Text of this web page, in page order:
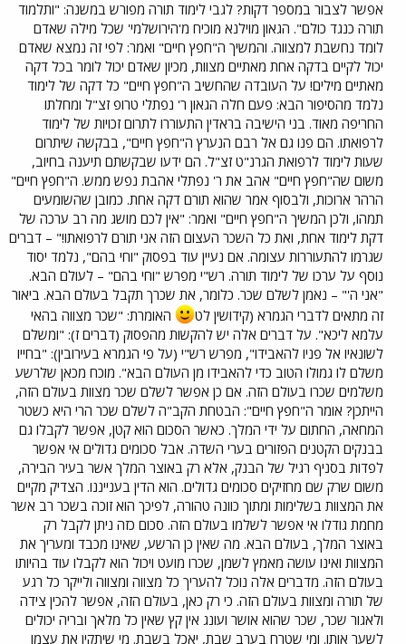
אפשר לצבור במספר דקות? לגבי לימוד תורה מפורש במשנה: "ותלמוד
תורה כנגד כולם". הגאון מוילנא מוכיח מ'הירושלמי' שכל מילה שאדם
לומד נחשבת למצווה. והמשיך ה"חפץ חיים" ואמר: לפי זה נמצא שאדם
יכול לקיים בדקה אחת מאתיים מצוות, מכיון שאדם יכול לומר בכל דקה
מאתיים מילים! על העובדה שהחשיב ה"חפץ חיים" כל דקה של לימוד
נלמד מהסיפור הבא: פעם חלה הגאון ר' נפתלי טרופ זצ"ל ומחלתו
החריפה מאוד. בני הישיבה בראדין התעוררו לתרום זכויות של לימוד
לרפואתו. הם פנו גם אל רבם הנערץ ה"חפץ חיים", בבקשה שיתרום
שעות לימוד לרפואת הגרנ"ט זצ"ל. הם ידעו שבקשתם תיענה בחיוב,
משום שה"חפץ חיים" אהב את ר' נפתלי אהבת נפש ממש. ה"חפץ חיים"
הרהר ארוכות, ולבסוף אמר שהוא תורם דקה אחת. כמובן שהשומעים
תמהו, ולכן המשיך ה"חפץ חיים" ואמר: "אין לכם מושג מה רב ערכה של
דקת לימוד אחת, ואת כל השכר העצום הזה אני תורם לרפואתו!" – דברים
שגרמו להתעוררות עצומה. אם נעיין עוד בפסוק "וחי בהם", נלמד יסוד
נוסף על ערכו של לימוד תורה. רש"י מפרש "וחי בהם" – לעולם הבא.
"אני ה'" – נאמן לשלם שכר. כלומר, את שכרך תקבל בעולם הבא. ביאור
זה מתאים לדברי הגמרא (קידושין לט
האומרת: "שכר מצווה בהאי
עלמא ליכא". על דברים אלה יש להקשות מהפסוק (דברים ז): "ומשלם
לשונאיו אל פניו להאבידו", מפרש רש"י (על פי הגמרא בעירובין): "בחייו
משלם לו גמולו הטוב כדי להאבידו מן העולם הבא". מוכח מכאן שלרשע
משלמים שכרו בעולם הזה. אם כן אפשר לשלם שכר מצוות בעולם הזה,
הייתכן? אומר ה"חפץ חיים": הבטחת הקב"ה לשלם שכר הרי היא כשטר
המחאה, החתום על ידי המלך. כאשר הסכום הוא קטן, אפשר לקבלו גם
בבנקים הקטנים הפזורים בערי השדה. אבל סכומים גדולים אי אפשר
לפדות בסניף רגיל של הבנק, אלא רק באוצר המלך אשר בעיר הבירה,
משום שרק שם מחזיקים סכומים גדולים. הוא הדין בענייננו. הצדיק מקיים
את המצוות בשלימות ומתוך כוונה טהורה, לפיכך הוא זוכה בשכר רב אשר
מחמת גודלו אי אפשר לשלמו בעולם הזה. סכום כזה ניתן לקבל רק
באוצר המלך, בעולם הבא. מה שאין כן הרשע, שאינו מכבד ומעריך את
המצוות ואינו עושה מאמץ לשמן, שכרו מועט ויכול הוא לקבלו עוד בהיותו
בעולם הזה. מדברים אלה נוכל להעריך כל מצווה ומצווה ולייקר כל רגע
של תורה ומצוות בעולם הזה. כי רק כאן, בעולם הזה, אפשר להכין צידה
ולאגור שכר, שכר שהוא אושר ועונג אין קץ שאין כל מלאך ובריה יכולים
לשער אותו. ומי שטרח בערב שבת, יאכל בשבת. מי שיתקין את עצמו